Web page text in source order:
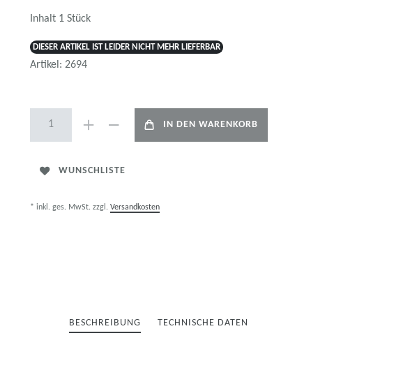
Inhalt 1 Stück
DIESER ARTIKEL IST LEIDER NICHT MEHR LIEFERBAR
Artikel: 2694
IN DEN WARENKORB
WUNSCHLISTE
* inkl. ges. MwSt. zzgl. Versandkosten
BESCHREIBUNG TECHNISCHE DATEN